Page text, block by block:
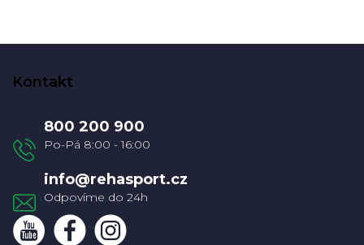
Kontakt
info@rehasport.cz
800 200 900